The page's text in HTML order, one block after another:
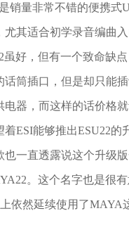
销量非常不错的便携
其适合初学录音编曲
虽好，但有一个致命缺
话筒插口，但是却只能
电器，而这样的话价格
ESI能够推出ESU22的
一直透露说这个升级
。这个名字也是很
依然延续使用了